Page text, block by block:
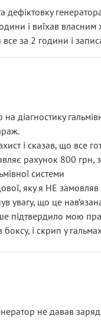
дефіктовку
і виїхав
за 2 години і
діагностику
і сказав, що все
рахунок 800 грн,
системи
яку я НЕ
увагу, що це
підтвердило мою
і скрип у
можна
абсурдно:
не давав